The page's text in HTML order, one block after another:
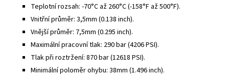
Teplotní rozsah: -70°C až 260°C (-158°F až 500°F).
Vnitřní průměr: 3,5mm (0.138 inch).
Vnější průměr: 7,5mm (0.295 inch).
Maximální pracovní tlak: 290 bar (4206 PSI).
Tlak při roztržení: 870 bar (12618 PSI).
Minimální poloměr ohybu: 38mm (1.496 inch).